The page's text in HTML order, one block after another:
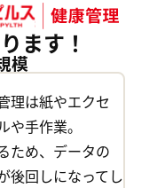
ます！
模
理は紙やエクセ
手作業。
ため、データの
後回しになってし